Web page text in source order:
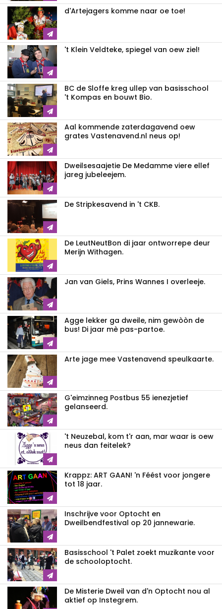
d'Artejagers komme naar oe toe!
't Klein Veldteke, spiegel van oew ziel!
BC de Sloffe kreg ullep van basisschool
't Kompas en bouwt Bio.
Aal kommende zaterdagavend oew
grates Vastenavend.nl neus op!
Dweilsesaajetie De Medamme viere ellef
jareg jubeleejem.
De Stripkesavend in 't CKB.
De LeutNeutBon di jaar ontworrepe deur
Merijn Withagen.
Jan van Giels, Prins Wannes I overleeje.
Agge lekker ga dweile, nim gewòòn de
bus! Di jaar mè pas-partoe.
Arte jage mee Vastenavend speulkaarte.
G'eimzinneg Postbus 55 ienezjetief
gelanseerd.
't Neuzebal, kom t'r aan, mar waar is oew
neus dan feitelek?
Krappz: ART GAAN! 'n Féést voor jongere
tot 18 jaar.
Inschrijve voor Optocht en
Dweilbendfestival op 20 jannewarie.
Basisschool 't Palet zoekt muzikante voor
de schooloptocht.
De Misterie Dweil van d'n Optocht nou al
aktief op Instegrem.